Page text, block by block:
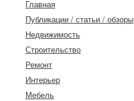
Главная
Публикации / статьи / обзоры
Недвижимость
Строительство
Ремонт
Интерьер
Мебель